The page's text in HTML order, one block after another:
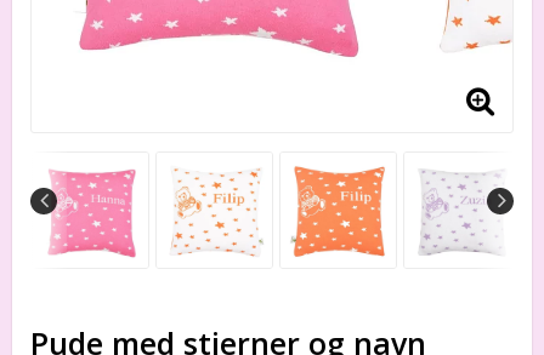
Pude med stjerner og navn